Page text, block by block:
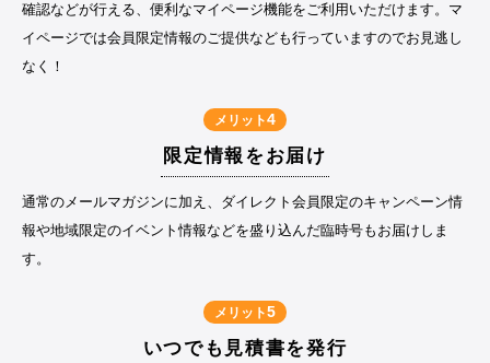
確認などが行える、便利なマイページ機能をご利用いただけます。マ
イページでは会員限定情報のご提供なども行っていますのでお見逃し
なく！
メリット4
限定情報をお届け
通常のメールマガジンに加え、ダイレクト会員限定のキャンペーン情
報や地域限定のイベント情報などを盛り込んだ臨時号もお届けしま
す。
メリット5
いつでも見積書を発行